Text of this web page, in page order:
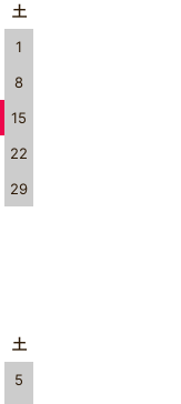
土
1
8
15
22
29
土
5